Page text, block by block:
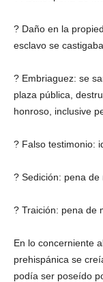
? Daño en la
esclavo se
? Embriaguez: se
plaza pública,
honroso, inclusive
? Falso testimonio:
? Sedición: pena de
? Traición: pena de
En lo concerniente
prehispánica se
podía ser poseído